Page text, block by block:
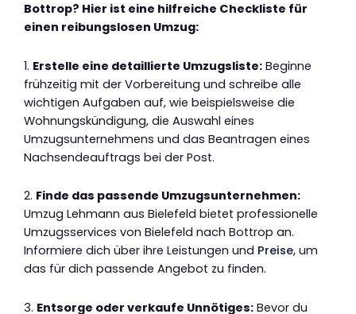
Bottrop? Hier ist eine hilfreiche Checkliste für
einen reibungslosen Umzug:
1. Erstelle eine detaillierte Umzugsliste: Beginne
frühzeitig mit der Vorbereitung und schreibe alle
wichtigen Aufgaben auf, wie beispielsweise die
Wohnungskündigung, die Auswahl eines
Umzugsunternehmens und das Beantragen eines
Nachsendeauftrags bei der Post.
2. Finde das passende Umzugsunternehmen:
Umzug Lehmann aus Bielefeld bietet professionelle
Umzugsservices von Bielefeld nach Bottrop an.
Informiere dich über ihre Leistungen und Preise, um
das für dich passende Angebot zu finden.
3. Entsorge oder verkaufe Unnötiges: Bevor du